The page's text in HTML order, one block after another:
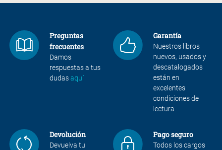
Preguntas
frecuentes
Damos
respuestas a tus
dudasaquí
Garantía
Nuestros libros
nuevos, usados y
descatalogados
están en
excelentes
condiciones de
lectura
Devolución
Devuelva tu
Pago seguro
Todos los cargos